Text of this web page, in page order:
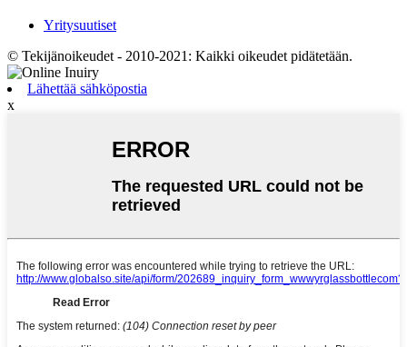
Yritysuutiset
© Tekijänoikeudet - 2010-2021: Kaikki oikeudet pidätetään.
Lähettää sähköpostia
x